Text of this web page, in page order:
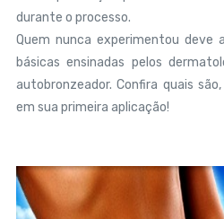
durante o processo.
Quem nunca experimentou deve
básicas ensinadas pelos
autobronzeador. Confira quais
em sua primeira aplicação!